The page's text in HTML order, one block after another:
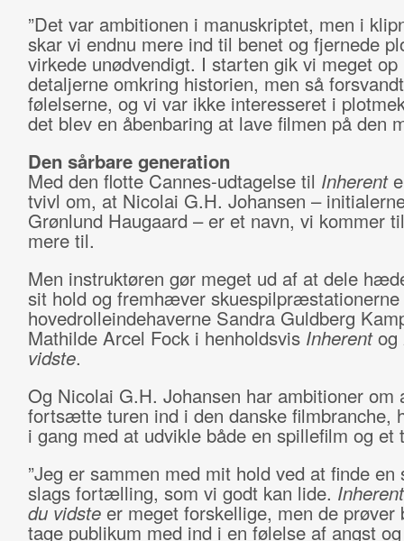
”Det var ambitionen i manuskriptet, men i
skar vi endnu mere ind til benet og fjernede
virkede unødvendigt. I starten gik vi meget op
detaljerne omkring historien, men så forsvandt
følelserne, og vi var ikke interesseret i
det blev en åbenbaring at lave filmen på den
Den sårbare generation
Med den flotte Cannes-udtagelse til Inherent
tvivl om, at Nicolai G.H. Johansen –
Grønlund Haugaard – er et navn, vi kommer
mere til.
Men instruktøren gør meget ud af at dele
sit hold og fremhæver skuespilpræstationerne
hovedrolleindehaverne Sandra Guldberg
Mathilde Arcel Fock i henholdsvis Inherentog
vidste.
Og Nicolai G.H. Johansen har ambitioner om
fortsætte turen ind i den danske filmbranche,
i gang med at udvikle både en spillefilm og et
”Jeg er sammen med mit hold ved at finde en
slags fortælling, som vi godt kan lide. Inherent
du vidsteer meget forskellige, men de prøver
tage publikum med ind i en følelse af angst